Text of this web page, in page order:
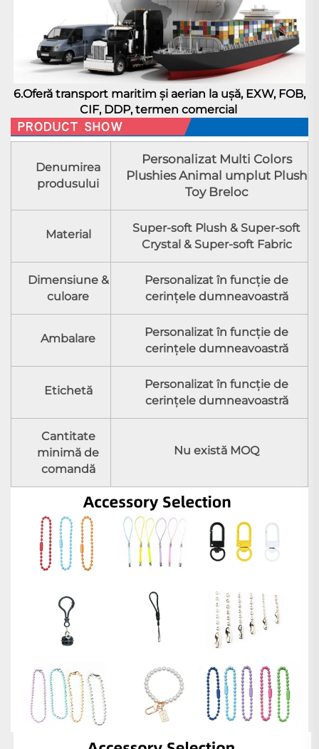
6.Oferă transport maritim și aerian la uşă, EXW, FOB,
CIF, DDP, termen comercial
Denumirea
produsului
Personalizat Multi Colors
Plushies Animal umplut Plush
Toy Breloc
Material
Super-soft Plush & Super-soft
Crystal & Super-soft Fabric
Dimensiune &
culoare
Personalizat în funcţie de
cerinţele dumneavoastră
Ambalare
Personalizat în funcţie de
cerinţele dumneavoastră
Etichetă
Personalizat în funcţie de
cerinţele dumneavoastră
Cantitate
minimă de
comandă
Nu există MOQ